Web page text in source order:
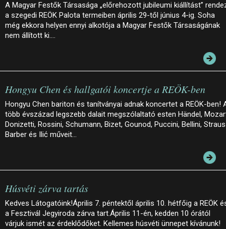
A Magyar Festők Társasága „előrehozott jubileumi kiállítást”
a szegedi REÖK Palota termeiben április 29-től június 4-ig. Soha
még ekkora helyen ennyi alkotója a Magyar Festők Társaságának
nem állított ki.…
Hongyu Chen és hallgatói koncertje a REÖK-ben
Hongyu Chen bariton és tanítványai adnak koncertet a REÖK-ben!
több évszázad legszebb dalait megszólaltató esten Händel,
Donizetti, Rossini, Schumann, Bizet, Gounod, Puccini, Bellini,
Barber és Ilić műveit…
Húsvéti zárva tartás
Kedves Látogatóink!Április 7. péntektől április 10. hétfőig a REÖK
a Fesztivál Jegyiroda zárva tart.Április 11-én, kedden 10 órától
várjuk ismét az érdeklődőket. Kellemes húsvéti ünnepet kívánunk!